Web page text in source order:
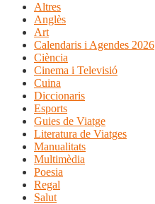
Altres
Anglès
Art
Calendaris i Agendes 2026
Ciència
Cinema i Televisió
Cuina
Diccionaris
Esports
Guies de Viatge
Literatura de Viatges
Manualitats
Multimèdia
Poesia
Regal
Salut